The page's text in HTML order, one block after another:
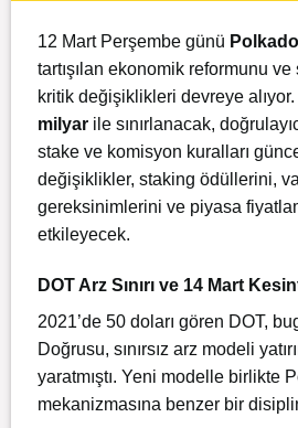
12 Mart Perşembe günü
tartışılan ekonomik reformunu
kritik değişiklikleri devreye alıyor.
milyar ile sınırlanacak,
stake ve komisyon kuralları
değişiklikler, staking ödüllerini,
gereksinimlerini ve piyasa
etkileyecek.
DOT Arz Sınırı ve 14 Mart
2021’de 50 doları gören DOT,
Doğrusu, sınırsız arz modeli
yaratmıştı. Yeni modelle birlikte
mekanizmasına benzer bir